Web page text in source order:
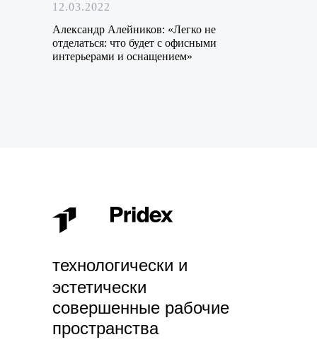
12.03.2022
Александр Алейников: «Легко не
отделаться: что будет с офисными
интерьерами и оснащением»
технологически и
эстетически
совершенные рабочие
пространства